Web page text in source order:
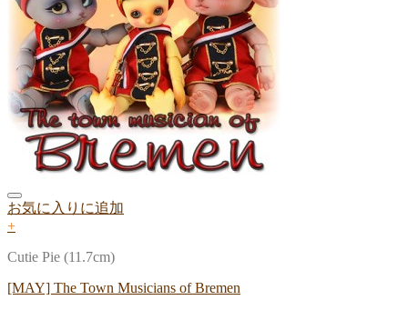
お気に入りに追加
+
Cutie Pie (11.7cm)
[MAY] The Town Musicians of Bremen